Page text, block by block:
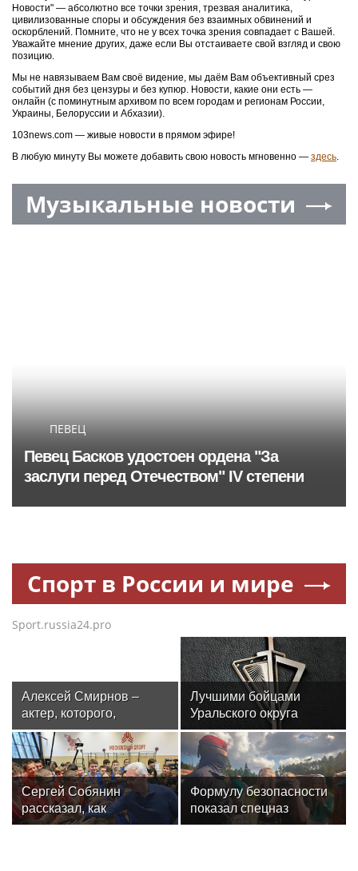
Новости" — абсолютно все точки зрения, трезвая аналитика,
цивилизованные споры и обсуждения без взаимных обвинений и
оскорблений. Помните, что не у всех точка зрения совпадает с Вашей.
Уважайте мнение других, даже если Вы отстаиваете свой взгляд и свою
позицию.
Мы не навязываем Вам своё видение, мы даём Вам объективный срез
событий дня без цензуры и без купюр. Новости, какие они есть —
онлайн (с поминутным архивом по всем городам и регионам России,
Украины, Белоруссии и Абхазии).
103news.com — живые новости в прямом эфире!
В любую минуту Вы можете добавить свою новость мгновенно — здесь.
Музыкальные новости
ПЕВЕЦ
Певец Басков удостоен ордена "За
заслуги перед Отечеством" IV степени
Спорт в России и мире
Sport.russia24.pro
Алексей Смирнов –
актер, которого,
надеюсь, еще не
забыли
Лучшими бойцами
Уральского округа
Росгвардии стали
военнослужащие
озерского соединения
по охране важных
государственных
объектов
Сергей Собянин
рассказал, как
отреставрируют
Формулу безопасности
показал спецназ
Росгвардии юным